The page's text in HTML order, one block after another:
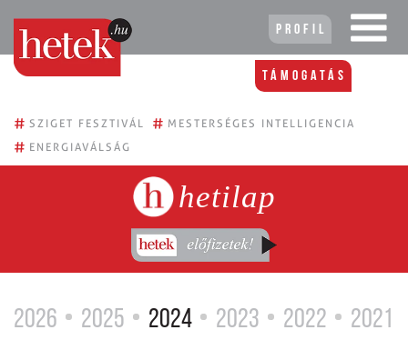
Profil
Támogatás
# SZIGET FESZTIVÁL # MESTERSÉGES INTELLIGENCIA
# ENERGIAVÁLSÁG
hetilap
2026 2025 2024 2023 2022
2021